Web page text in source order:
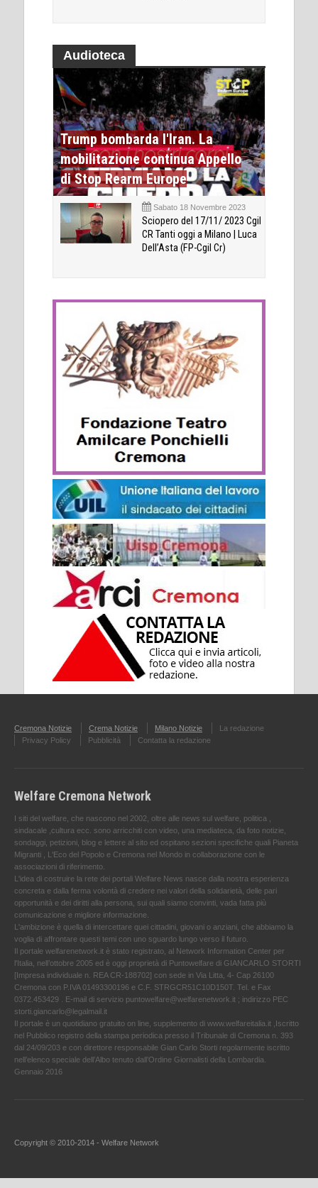
Audioteca
Trump bombarda l'Iran. La
mobilitazione continua Appello
di Stop Rearm Europe
Sabato 18 Novembre 2023
Sciopero del 17/11/ 2023 Cgil
CR Tanti oggi a Milano | Luca
Dell’Asta (FP-Cgil Cr)
Cremona Notizie Crema Notizie Milano Notizie
La redazione
Privacy Policy
Pubblicità Contatta la redazione
Welfare Cremona Network
I siti del welfare, che nascono nel 2002, oltre alle news sul welfare, politica ,
sindacale ,cultura ecc. sono arricchiti con video, una mediateca, da foto notizie,
sondaggi, petizioni, blog e lettere al sito ed ospitano sezioni specifiche quali Pianeta
Migranti , L'Eco del Popolo e Cremona nel Mondo in collaborazione con le
associazioni di riferimento.
L'idea di costruire la rete dei portali Welfare News nasce dalla nostra esperienza
concreta e dalla ferma volontà di credere nei valori della solidarietà, delle pari
opportunità e dei diritti alla persona, sui quali siamo convinti, vada fatta più
comunicazione e migliore informazione.
L'ambizione è quella di intercettare quei cittadini, giovani o anziani, che abbiamo la
voglia di affrontare questi temi con uno sguardo lungo verso il futuro.
Il portale welfarenetwork.it è stato registrato, al Network Information Center per
l'Italia, nell’ottobre 2005 ed è oggi proprietà di Puntowelfare di GIANCARLO STORTI
[Impresa individuale n. REA CR-188702] con sede in Via Litta, 4- Cap 26100
Cremona con P.IVA 01493300196 e C.F. STRGCR51C10D150T. Tel. e Fax
0372.453429 . E-mail di servizio puntowelfare@welfarenetwork.it ; indirizzo PEC
storti.giancarlo@legalmail.it
Il portale è un quotidiano gratuito on line, supplemento di www.welfareitalia.it ,Iscritto
nel Pubblico registro della stampa periodica presso il Tribunale di Cremona n. 393
dal 24/09/203 e con direttore responsabile Gian Carlo Storti regolarmente iscritto
nell’elenco speciale dell’Albo tenuto dall’Ordine Giornalisti della Lombardia.
Gennaio 2016
Copyright © 2010-2014 - Welfare Network